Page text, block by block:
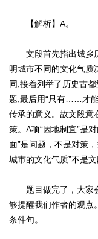
【解析】A。
文段首先指出城乡历
明城市不同的文化气质
同;接着列举了历史古
题;最后用“只有……才
传承的意义。故文段意
策。A项“因地制宜”是
面”是问题，不是对策
城市的文化气质”不是
题目做完了，大家会
够提醒我们作者的观点
条件句。